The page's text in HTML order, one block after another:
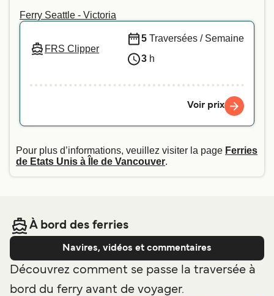
- ou si vous voyagez avec un animal d'assistance
- nous vous recommandons de contacter
directement notre service client.
Ferry Seattle - Victoria
FRS Clipper
5 Traversées / Semaine
3 h
Voir prix
Pour plus d’informations, veuillez visiter la page Ferries
de Etats Unis à Île de Vancouver.
À bord des ferries
Navires, vidéos et commentaires
Découvrez comment se passe la traversée à
bord du ferry avant de voyager.